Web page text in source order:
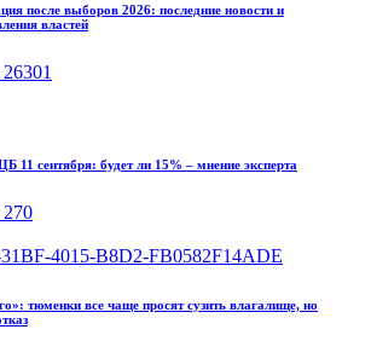
после выборов 2026: последние новости и
властей
26301
11 сентября: будет ли 15% – мнение эксперта
270
тюменки все чаще просят сузить влагалище, но